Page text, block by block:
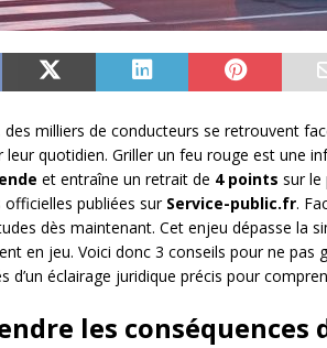
des milliers de conducteurs se retrouvent
leur quotidien. Griller un feu rouge est une
et entraîne un retrait de 4 points sur le
officielles publiées sur Service-public.fr.
dès maintenant. Cet enjeu dépasse la
en jeu. Voici donc 3 conseils pour ne pas
d’un éclairage juridique précis pour
les